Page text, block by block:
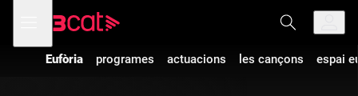
navegació
principal
menú
de
Eufòria programes actuacions les cançons espai